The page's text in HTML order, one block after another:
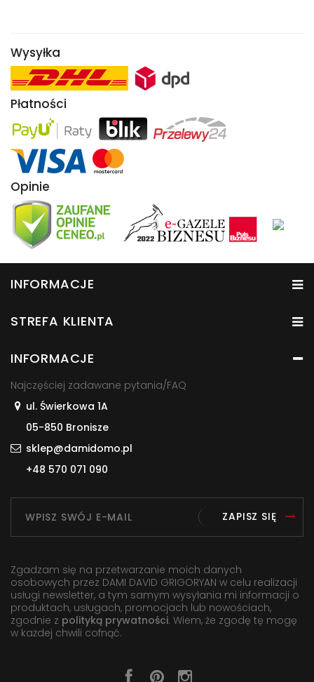
Wysyłka
Płatności
Opinie
INFORMACJE
STREFA KLIENTA
INFORMACJE
Najczęściej zadawane pytania/FAQ
ul. Świerkowa 1A
05-850 Bronisze
sklep@damidomo.pl
+48 570 071 090
ZAPISZ SIĘ
Zgadzam się na przetwarzanie moich danych
osobowych przez DAMI DAVID GRIGORYAN w celu realizacji
usługi newsletter, a tym samym wysyłania mi informacji o
produktach, usługach, promocjach lub nowościach,
zgodnie z polityką prywatności. Wiem, że zgodę tę mogę
w każdej chwili cofnąć.